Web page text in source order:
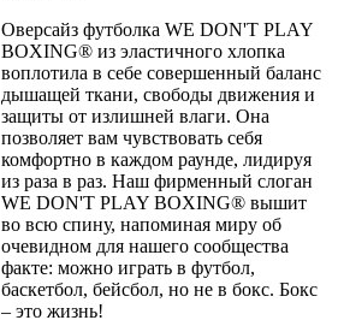
Оверсайз футболка WE DON'T PLAY
BOXING® из эластичного хлопка
воплотила в себе совершенный баланс
дышащей ткани, свободы движения и
защиты от излишней влаги. Она
позволяет вам чувствовать себя
комфортно в каждом раунде, лидируя
из раза в раз. Наш фирменный слоган
WE DON'T PLAY BOXING® вышит
во всю спину, напоминая миру об
очевидном для нашего сообщества
факте: можно играть в футбол,
баскетбол, бейсбол, но не в бокс. Бокс
– это жизнь!